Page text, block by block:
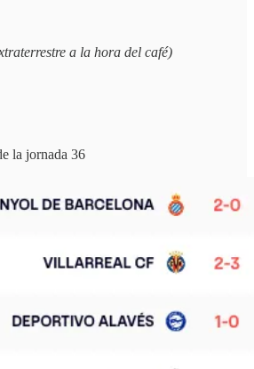
a la hora del café)
la jornada 36